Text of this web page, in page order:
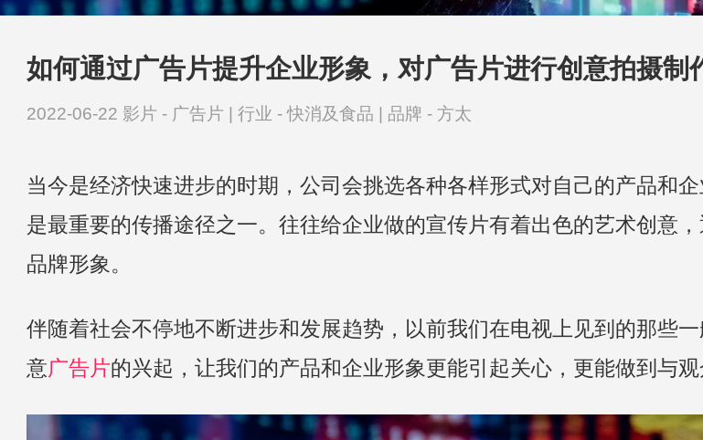
如何通过广告片提升企业形象，对广告片进行创意拍摄制
2022-06-22 影片 - 广告片 行业 -快消及食品 品牌 - 方太
当今是经济快速进步的时期，公司会挑选各种各样形式对自己的产品和
是最重要的传播途径之一。往往给企业做的宣传片有着出色的艺术创意
品牌形象。
伴随着社会不停地不断进步和发展趋势，以前我们在电视上见到的那些
意广告片的兴起，让我们的产品和企业形象更能引起关心，更能做到与观